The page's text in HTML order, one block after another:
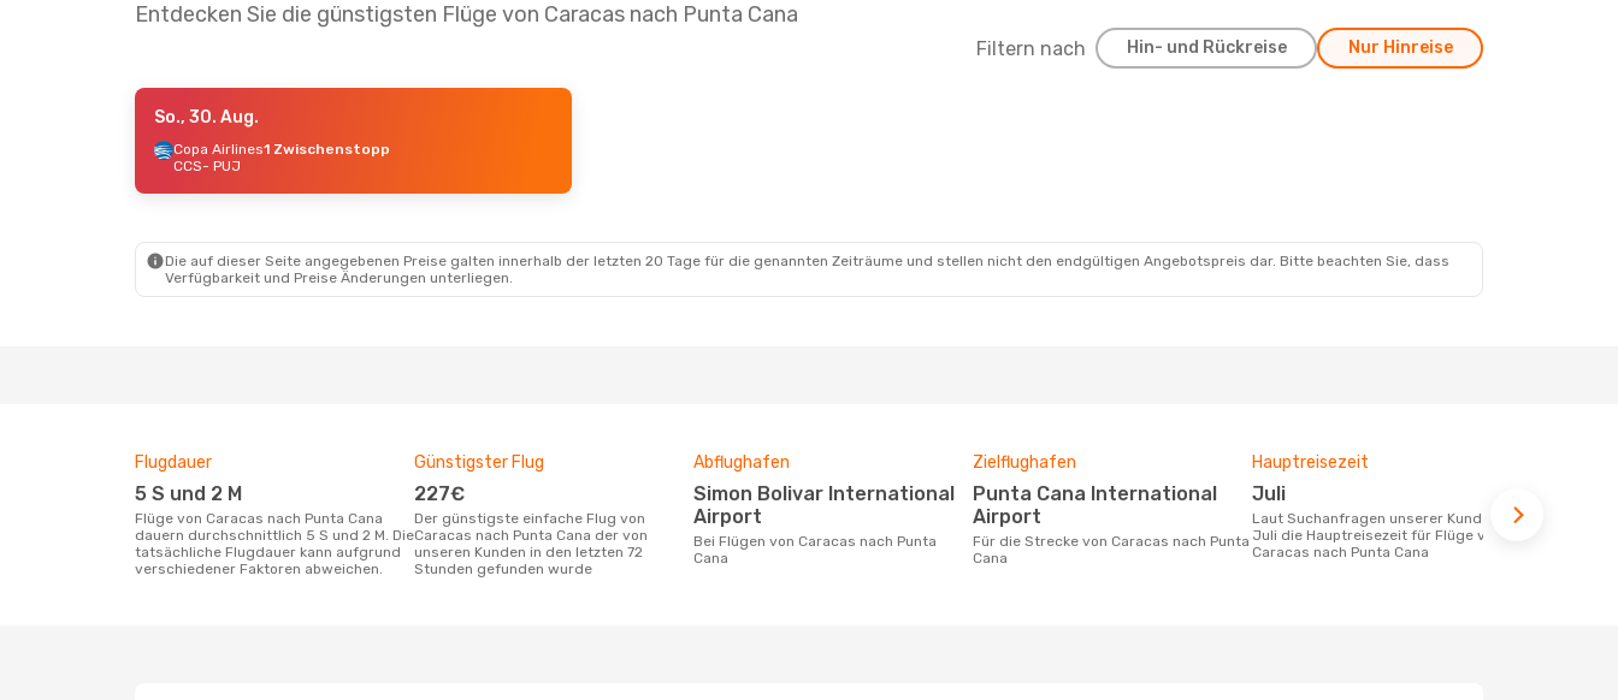
Entdecken Sie die günstigsten Flüge von Caracas nach Punta Cana
Filtern nach Hin- und Rückreise Nur Hinreise
- Sa., 5. Sept.
1 Zwischenstopp
So., 30. Aug.
Copa Airlines1 Zwischenstopp
CCS- PUJ
Die auf dieser Seite angegebenen Preise galten innerhalb der letzten 20 Tage für die genannten Zeiträume und stellen nicht den endgültigen Angebotspreis dar. Bitte beachten Sie, dass
Verfügbarkeit und Preise Änderungen unterliegen.
Flugdauer
5 S und 2 M
Flüge von Caracas nach Punta Cana
dauern durchschnittlich 5 S und 2 M. Die
tatsächliche Flugdauer kann aufgrund
verschiedener Faktoren abweichen.
Günstigster Flug
227€
Der günstigste einfache Flug von
Caracas nach Punta Cana der von
unseren Kunden in den letzten 72
Stunden gefunden wurde
Abflughafen
Simon Bolivar International
Airport
Bei Flügen von Caracas nach Punta
Cana
Zielflughafen
Punta Cana International
Airport
Für die Strecke von Caracas nach Punta
Cana
Hauptreisezeit
Juli
Laut Suchanfragen unserer Kunden ist
Juli die Hauptreisezeit für Flüge von
Caracas nach Punta Cana